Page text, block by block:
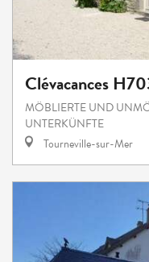
Clévacances
MÖBLIERTE UND
UNTERKÜNFTE
Tourneville-sur-Mer